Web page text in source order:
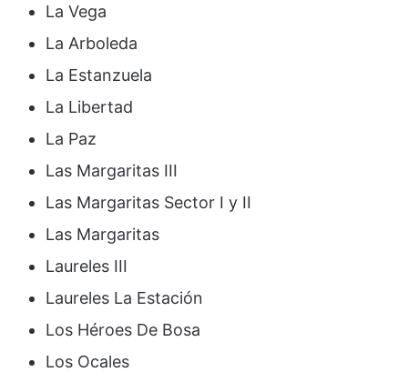
La Vega
La Arboleda
La Estanzuela
La Libertad
La Paz
Las Margaritas III
Las Margaritas Sector I y II
Las Margaritas
Laureles III
Laureles La Estación
Los Héroes De Bosa
Los Ocales